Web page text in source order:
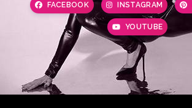
FACEBOOK INSTAGRAM
YOUTUBE